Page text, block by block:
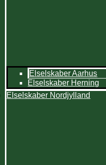
Elselskaber Aarhus
Elselskaber Herning
Elselskaber Nordjylland